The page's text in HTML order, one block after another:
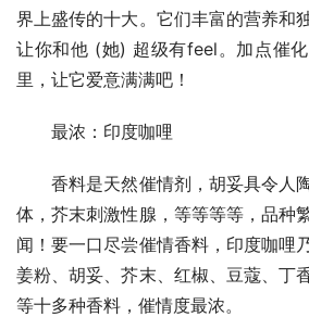
界上盛传的十大。它们丰富的营养和
让你和他 (她) 超级有feel。加点催
里，让它爱意满满吧！
最浓：印度咖哩
香料是天然催情剂，胡妥具令人
体，芥末刺激性腺，等等等等，品种
闻！要一口尽尝催情香料，印度咖哩
姜粉、胡妥、芥末、红椒、豆蔻、丁
等十多种香料，催情度最浓。